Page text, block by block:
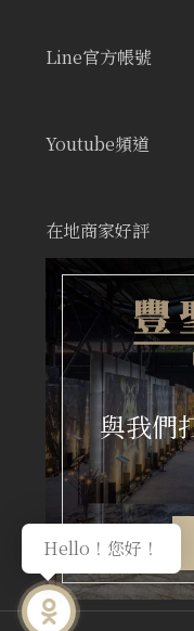
Line官方帳號
Youtube頻道
在地商家好評
與我們
Hello！您好！